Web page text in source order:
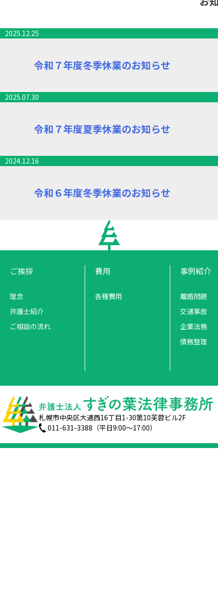
2025.12.25
令和７年度冬季休業のお知らせ
2025.07.30
令和７年度夏季休業のお知らせ
2024.12.16
令和６年度冬季休業のお知らせ
ご挨拶
理念
弁護士紹介
ご相談の流れ
費用
各種費用
事例紹介
離婚問題
交通事故
企業法務
債務整理
札幌市中央区大通西16丁目1-30第10芙蓉ビル2F
011-631-3388（平日9:00〜17:00）